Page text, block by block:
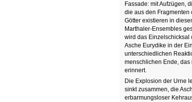
Fassade: mit Aufzügen,
die aus den Fragmenten
Götter existieren in
Marthaler-Ensembles
wird das Einzelschicksal
Asche Eurydike in der
unterschiedlichen
menschlichen Ende,
erinnert.
Die Explosion der Urne
sinkt zusammen, die
erbarmungsloser